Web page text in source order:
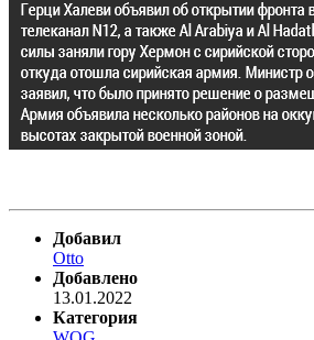
Добавил
Otto
Добавлено
13.01.2022
Категория